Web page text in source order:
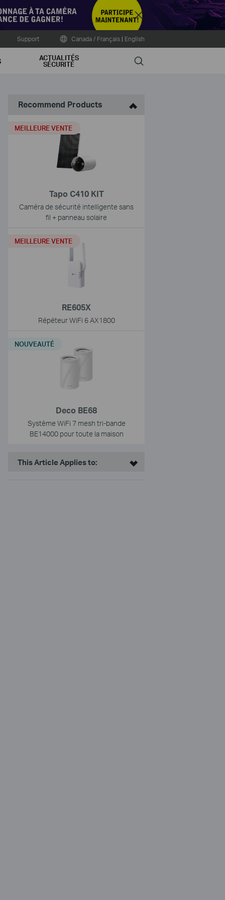
Close
Support Canada / Français | English
ACTUALITÉS
SÉCURITÉ Search
Recommend Products
Tapo C410 KIT
Caméra de sécurité intelligente sans
fil + panneau solaire
MEILLEURE VENTE
RE605X
Répéteur WiFi 6 AX1800
MEILLEURE VENTE
Deco BE68
Système WiFi 7 mesh tri-bande
BE14000 pour toute la maison
NOUVEAUTÉ
This Article Applies to: